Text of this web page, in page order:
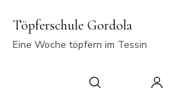
Töpferschule Gordola
Eine Woche töpfern im Tessin